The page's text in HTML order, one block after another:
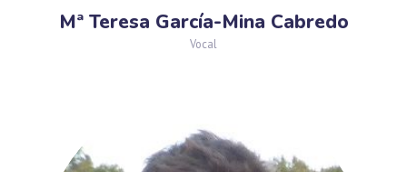
Mª Teresa García-Mina Cabredo
Vocal